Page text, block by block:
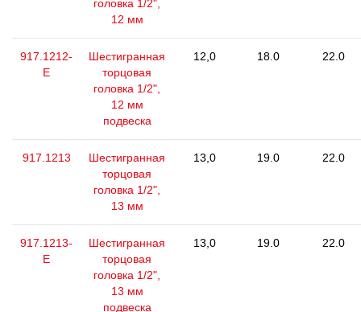
головка 1/2",
12 мм
917.1212-
E
Шестигранная
торцовая
головка 1/2",
12 мм
подвеска
12,0 18.0 22.0
917.1213
Шестигранная
торцовая
головка 1/2",
13 мм
13,0 19.0 22.0
917.1213-
E
Шестигранная
торцовая
головка 1/2",
13 мм
подвеска
13,0 19.0 22.0